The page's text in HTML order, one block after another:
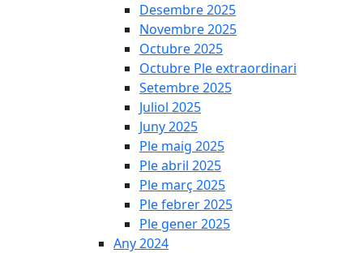
Desembre 2025
Novembre 2025
Octubre 2025
Octubre Ple extraordinari
Setembre 2025
Juliol 2025
Juny 2025
Ple maig 2025
Ple abril 2025
Ple març 2025
Ple febrer 2025
Ple gener 2025
Any 2024